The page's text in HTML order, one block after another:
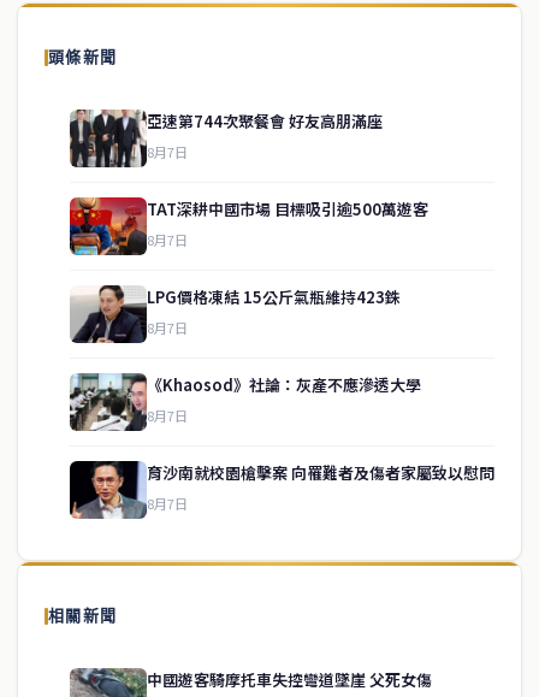
頭條新聞
亞速第744次聚餐會 好友高朋滿座
8月7日
TAT深耕中國市場 目標吸引逾500萬遊客
8月7日
LPG價格凍結 15公斤氣瓶維持423銖
8月7日
《Khaosod》社論：灰產不應滲透大學
8月7日
育沙南就校園槍擊案 向罹難者及傷者家屬致以慰問
8月7日
相關新聞
中國遊客騎摩托車失控彎道墜崖 父死女傷
關於我們
泰國中文新聞（TCN）是一家總部設於曼谷的中文新聞媒體，致力於
供即時、客觀、多元的中文新聞內容。
service@thaichinesenews.com